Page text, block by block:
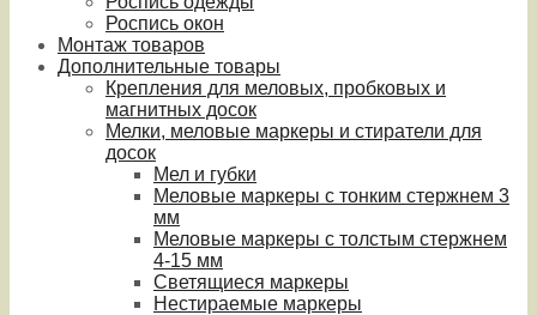
Роспись окон
Монтаж товаров
Дополнительные товары
Крепления для меловых, пробковых и
магнитных досок
Мелки, меловые маркеры и стиратели для
досок
Мел и губки
Меловые маркеры с тонким стержнем 3
мм
Меловые маркеры с толстым стержнем
4-15 мм
Светящиеся маркеры
Нестираемые маркеры